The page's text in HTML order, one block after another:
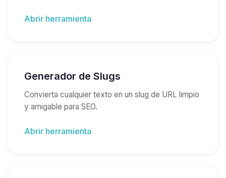
Abrir herramienta
Generador de Slugs
Convierta cualquier texto en un slug de URL limpio
y amigable para SEO.
Abrir herramienta